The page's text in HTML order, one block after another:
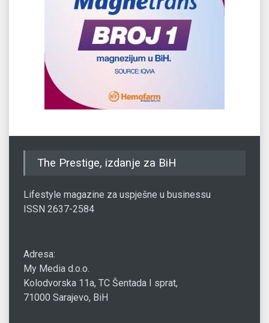
The Prestige, izdanje za BiH
Lifestyle magazine za uspješne u businessu
ISSN 2637-2584
Adresa:
My Media d.o.o.
Kolodvorska 11a, TC Šentada I sprat,
71000 Sarajevo, BiH